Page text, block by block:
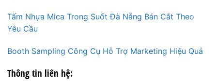
Tấm Nhựa Mica Trong Suốt Đà Nẵng Bán Cắt Theo
Yêu Cầu
Booth Sampling Công Cụ Hỗ Trợ Marketing Hiệu Quả
Thông tin liên hệ: